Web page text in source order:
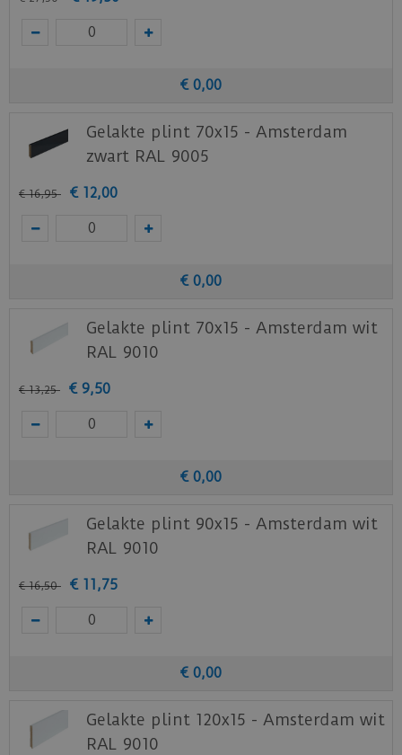
€ 0,00
Gelakte plint 70x15 - Amsterdam
zwart RAL 9005
€ 16,95 € 12,00
€ 0,00
Gelakte plint 70x15 - Amsterdam wit
RAL 9010
€ 13,25 € 9,50
€ 0,00
Gelakte plint 90x15 - Amsterdam wit
RAL 9010
€ 16,50 € 11,75
€ 0,00
Gelakte plint 120x15 - Amsterdam wit
RAL 9010